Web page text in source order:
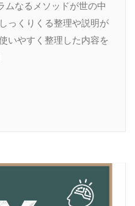
ムなるメソッドが世の中
っくりくる整理や説明が
いやすく整理した内容を